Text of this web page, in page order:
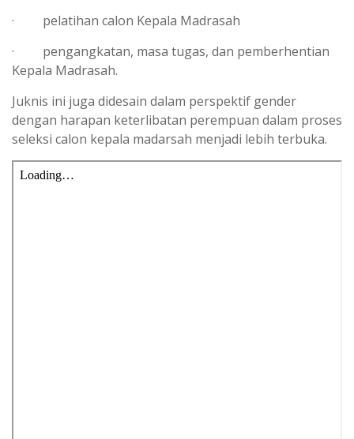
· pelatihan calon Kepala Madrasah
· pengangkatan, masa tugas, dan pemberhentian
Kepala Madrasah.
Juknis ini juga didesain dalam perspektif gender
dengan harapan keterlibatan perempuan dalam proses
seleksi calon kepala madarsah menjadi lebih terbuka.